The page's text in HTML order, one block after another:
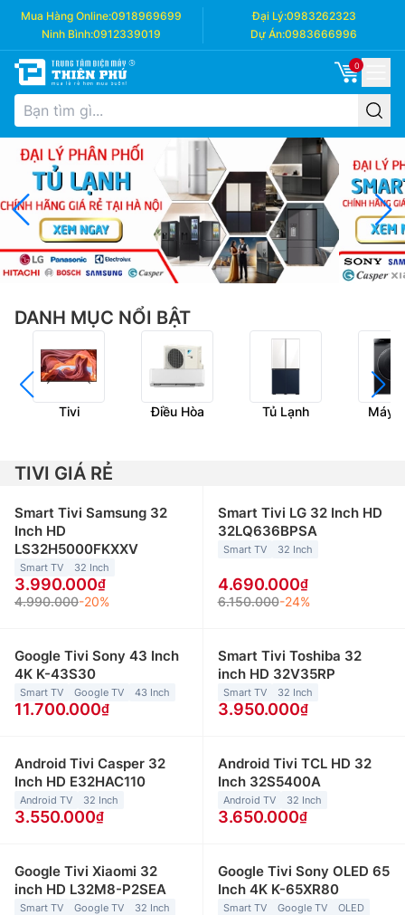
Mua Hàng Online:0918969699 Đại Lý:0983262323
Ninh Bình:0912339019 Dự Án:0983666996
0
DANH MỤC NỔI BẬT
Tivi Điều Hòa Tủ Lạnh Máy
TIVI GIÁ RẺ
Smart Tivi Samsung 32
Inch HD
LS32H5000FKXXV
Smart TV 32 Inch
3.990.000
4.990.000-20%
Smart Tivi LG 32 Inch HD
32LQ636BPSA
Smart TV 32 Inch
4.690.000
6.150.000-24%
Google Tivi Sony 43 Inch
4K K-43S30
Smart TV Google TV 43 Inch
11.700.000
Smart Tivi Toshiba 32
inch HD 32V35RP
Smart TV 32 Inch
3.950.000
Android Tivi Casper 32
Inch HD E32HAC110
Android TV 32 Inch
3.550.000
Android Tivi TCL HD 32
Inch 32S5400A
Android TV 32 Inch
3.650.000
Google Tivi Xiaomi 32
inch HD L32M8-P2SEA
Smart TV Google TV 32 Inch
Google Tivi Sony OLED 65
Inch 4K K-65XR80
Smart TV Google TV
OLED